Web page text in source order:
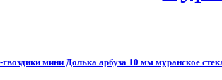
мини Долька арбуза 10 мм муранское